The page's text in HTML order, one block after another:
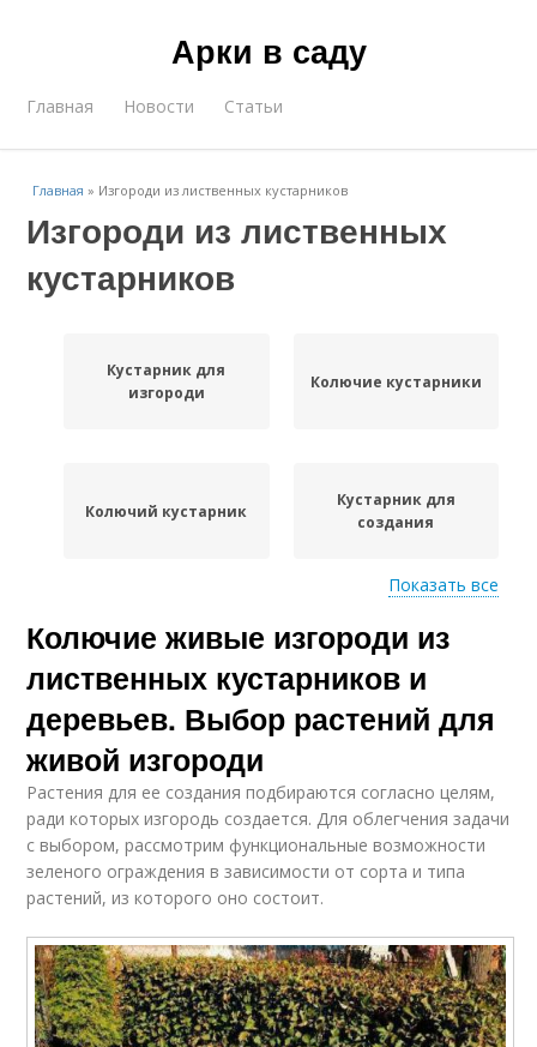
Арки в саду
Главная Новости Статьи
Главная » Изгороди из лиственных кустарников
Изгороди из лиственных
кустарников
Кустарник для
изгороди
Колючие кустарники
Колючий кустарник
Кустарник для
создания
Ягодные кустарники Плодовые кустарники
Плодово-ягодные
кустарники
Показать все
Колючие живые изгороди из
лиственных кустарников и
деревьев. Выбор растений для
живой изгороди
Растения для ее создания подбираются согласно целям,
ради которых изгородь создается. Для облегчения задачи
с выбором, рассмотрим функциональные возможности
зеленого ограждения в зависимости от сорта и типа
растений, из которого оно состоит.